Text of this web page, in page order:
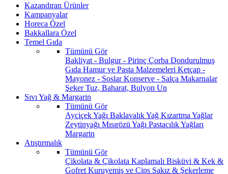
Kazandıran Ürünler
Kampanyalar
Horeca Özel
Bakkallara Özel
Temel Gıda
Tümünü Gör
Bakliyat - Bulgur - Pirinç Çorba Dondurulmuş
Gıda Hamur ve Pasta Malzemeleri Ketçap -
Mayonez - SoslarKonserve - Salça Makarnalar
ŞekerTuz, Baharat, Bulyon Un
Sıvı Yağ & Margarin
Tümünü Gör
Ayçiçek Yağı Baklavalık Yağ Kızartma Yağlar
Zeytinyağı Mısırözü Yağı Pastacılık Yağları
Margarin
Atıştırmalık
Tümünü Gör
Çikolata & Çikolata Kaplamalı Bisküvi & Kek &
Gofret Kuruyemiş ve Cips Sakız & Şekerleme